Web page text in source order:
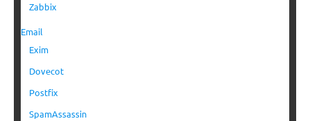
Zabbix
Email
Exim
Dovecot
Postfix
SpamAssassin